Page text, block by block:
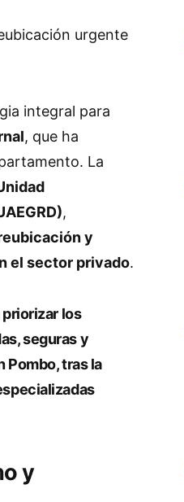
urgente
integral para
, que ha
La
,
y
el sector privado.
los
seguras y
Pombo, tras la
y